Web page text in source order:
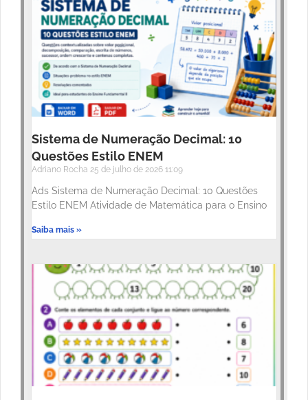
Sistema de Numeração Decimal: 10
Questões Estilo ENEM
Adriano Rocha 25 de julho de 2026 11:09
Ads Sistema de Numeração Decimal: 10 Questões
Estilo ENEM Atividade de Matemática para o Ensino
Saiba mais »